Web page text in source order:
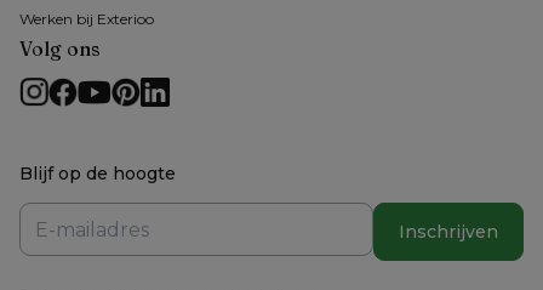
Werken bij Exterioo
Volg ons
Blijf op de hoogte
Inschrijven